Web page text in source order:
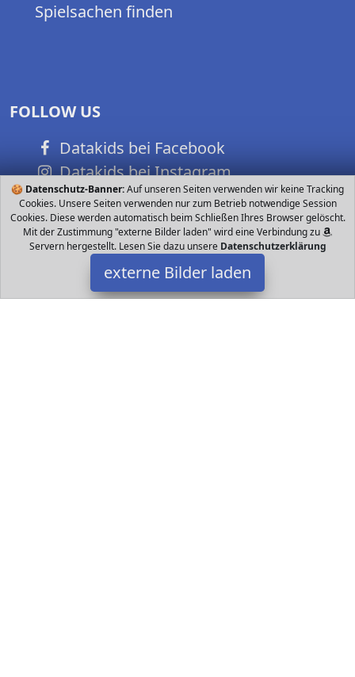
🍪 Datenschutz-Banner:Auf unseren Seiten verwenden wir keine Tracking
Cookies. Unsere Seiten verwenden nur zum Betrieb notwendige Session
Cookies. Diese werden automatisch beim Schließen Ihres Browser gelöscht.
Mit der Zustimmung "externe Bilder laden" wird eine Verbindung zu
Servern hergestellt. Lesen Sie dazu unsere Datenschutzerklärung
externe Bilder laden
Spielsachen finden
FOLLOW US
Datakids bei Facebook
Datakids bei Instagram
Datakids bei Github